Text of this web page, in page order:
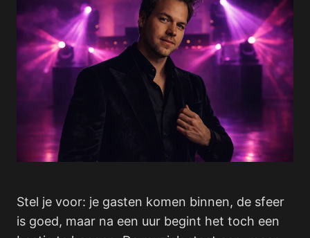
Stel je voor: je gasten komen binnen, de sfeer
is goed, maar na een uur begint het toch een